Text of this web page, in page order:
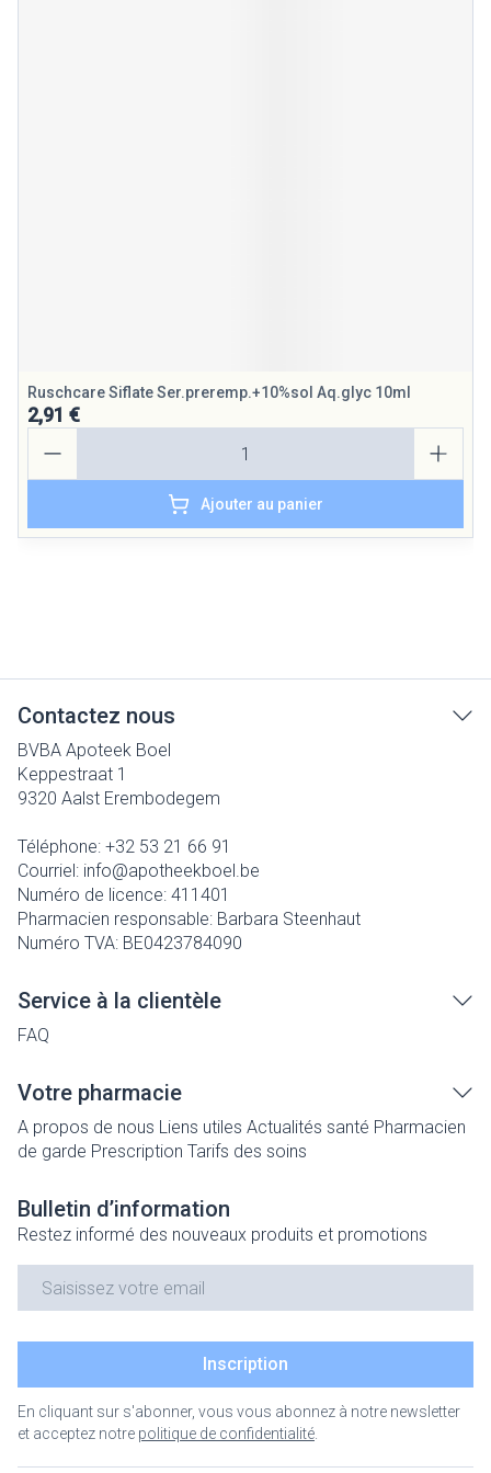
Ruschcare Siflate Ser.preremp.+10%sol Aq.glyc 10ml
2,91 €
Ajouter au panier
Contactez nous
BVBA Apoteek Boel
Keppestraat 1
9320 Aalst Erembodegem
Téléphone: +32 53 21 66 91
Courriel: info@apotheekboel.be
Numéro de licence: 411401
Pharmacien responsable: Barbara Steenhaut
Numéro TVA: BE0423784090
Service à la clientèle
FAQ
Votre pharmacie
A propos de nous Liens utiles Actualités santé Pharmacien
de garde Prescription Tarifs des soins
Bulletin d’information
Restez informé des nouveaux produits et promotions
Inscription
En cliquant sur s'abonner, vous vous abonnez à notre newsletter
et acceptez notre politique de confidentialité